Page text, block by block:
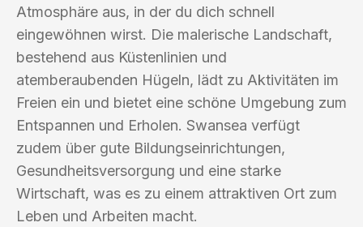
Atmosphäre aus, in der du dich schnell
eingewöhnen wirst. Die malerische Landschaft,
bestehend aus Küstenlinien und
atemberaubenden Hügeln, lädt zu Aktivitäten im
Freien ein und bietet eine schöne Umgebung zum
Entspannen und Erholen. Swansea verfügt
zudem über gute Bildungseinrichtungen,
Gesundheitsversorgung und eine starke
Wirtschaft, was es zu einem attraktiven Ort zum
Leben und Arbeiten macht.